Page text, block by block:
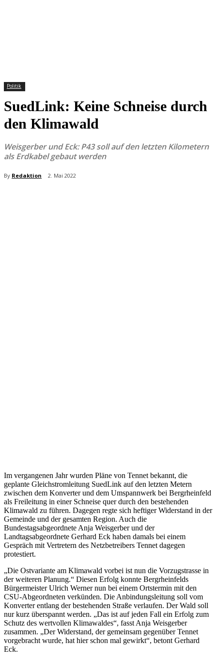
Politik
SuedLink: Keine Schneise durch
den Klimawald
Weisgerber und Eck: P43 soll auf den letzten Kilometern
als Erdkabel gebaut werden
By Redaktion 2. Mai 2022
Im vergangenen Jahr wurden Pläne von Tennet bekannt, die
geplante Gleichstromleitung SuedLink auf den letzten Metern
zwischen dem Konverter und dem Umspannwerk bei Bergrheinfeld
als Freileitung in einer Schneise quer durch den bestehenden
Klimawald zu führen. Dagegen regte sich heftiger Widerstand in der
Gemeinde und der gesamten Region. Auch die
Bundestagsabgeordnete Anja Weisgerber und der
Landtagsabgeordnete Gerhard Eck haben damals bei einem
Gespräch mit Vertretern des Netzbetreibers Tennet dagegen
protestiert.
„Die Ostvariante am Klimawald vorbei ist nun die Vorzugstrasse in
der weiteren Planung.“ Diesen Erfolg konnte Bergrheinfelds
Bürgermeister Ulrich Werner nun bei einem Ortstermin mit den
CSU-Abgeordneten verkünden. Die Anbindungsleitung soll vom
Konverter entlang der bestehenden Straße verlaufen. Der Wald soll
nur kurz überspannt werden. „Das ist auf jeden Fall ein Erfolg zum
Schutz des wertvollen Klimawaldes“, fasst Anja Weisgerber
zusammen. „Der Widerstand, der gemeinsam gegenüber Tennet
vorgebracht wurde, hat hier schon mal gewirkt“, betont Gerhard
Eck.